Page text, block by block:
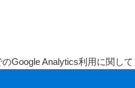
Google Analytics利用に関して